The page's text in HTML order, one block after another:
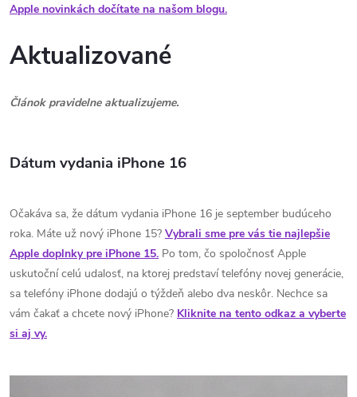
Apple novinkách dočítate na našom blogu.
Aktualizované
Článok pravidelne aktualizujeme.
Dátum vydania iPhone 16
Očakáva sa, že dátum vydania iPhone 16 je september budúceho
roka. Máte už nový iPhone 15? Vybrali sme pre vás tie najlepšie
Apple doplnky pre iPhone 15. Po tom, čo spoločnosť Apple
uskutoční celú udalosť, na ktorej predstaví telefóny novej generácie,
sa telefóny iPhone dodajú o týždeň alebo dva neskôr. Nechce sa
vám čakať a chcete nový iPhone? Kliknite na tento odkaz a vyberte
si aj vy.